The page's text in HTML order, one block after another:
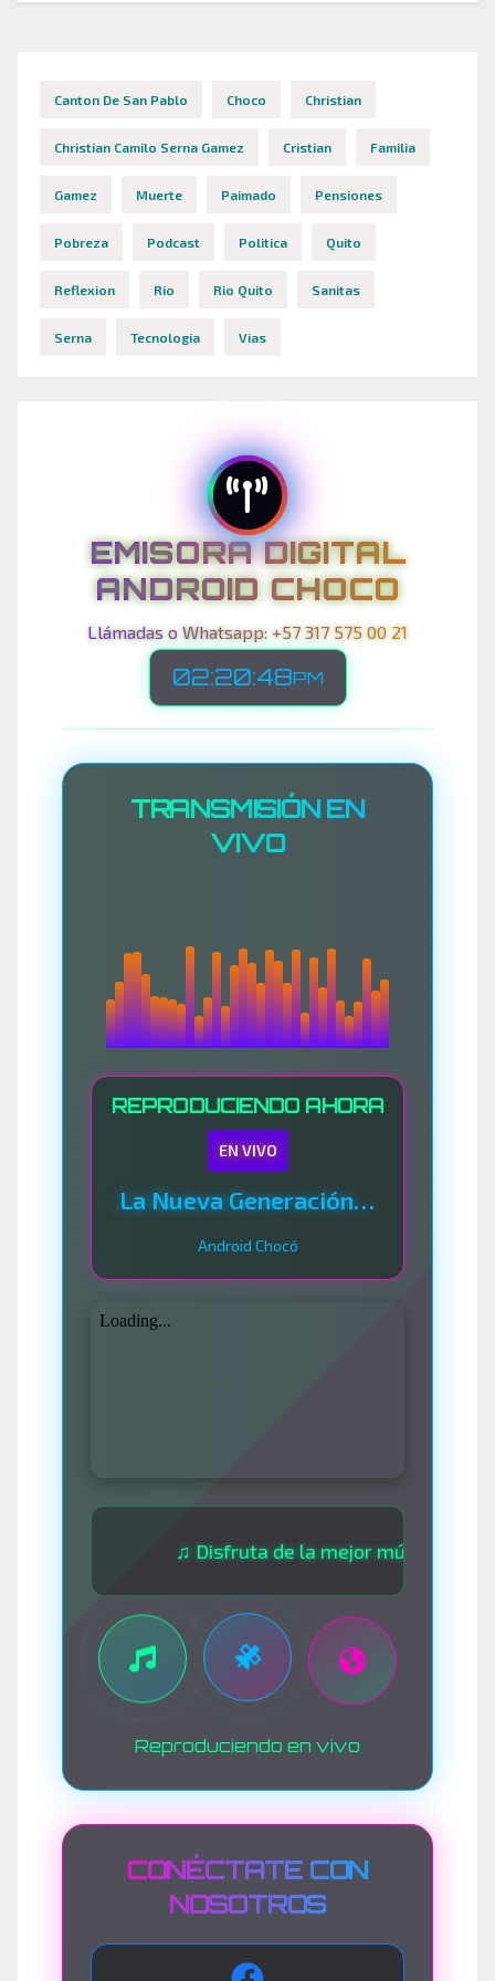
Canton De San Pablo Choco Christian
Christian Camilo Serna Gamez Cristian Familia
Gamez Muerte Paimado Pensiones
Pobreza Podcast Politica Quito
Reflexion Rio Rio Quito Sanitas
Serna Tecnologia Vias
EMISORA DIGITAL
ANDROID CHOCO
Llámadas o Whatsapp: +57 317 575 00 21
02:20:50PM
TRANSMISIÓN EN
VIVO
REPRODUCIENDO AHORA
EN VIVO
La Nueva Generación Del Sistema
Android Chocó
♫ Disfruta de la mejor música las 24
Reproduciendo en vivo
CONÉCTATE CON
NOSOTROS